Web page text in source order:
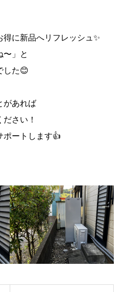
に新品へリフレッシュ✨
〜」と
した😊
があれば
さい！
ポートします👍